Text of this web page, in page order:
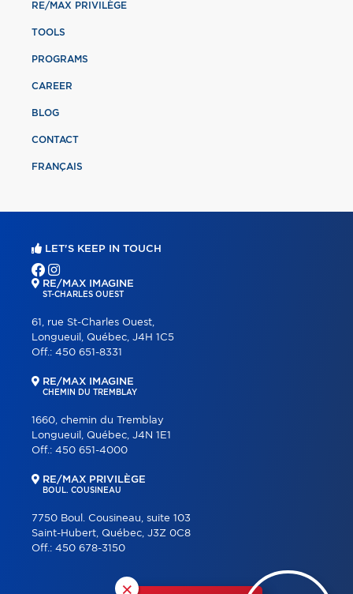
×
RE/MAX PRIVILÈGE
TOOLS
PROGRAMS
CAREER
BLOG
CONTACT
FRANÇAIS
LET'S KEEP IN TOUCH
RE/MAX IMAGINE
ST-CHARLES OUEST
61, rue St-Charles Ouest,
Longueuil, Québec, J4H 1C5
Off.: 450 651-8331
RE/MAX IMAGINE
CHEMIN DU TREMBLAY
1660, chemin du Tremblay
Longueuil, Québec, J4N 1E1
Off.: 450 651-4000
RE/MAX PRIVILÈGE
BOUL. COUSINEAU
7750 Boul. Cousineau, suite 103
Saint-Hubert, Québec, J3Z 0C8
Off.: 450 678-3150